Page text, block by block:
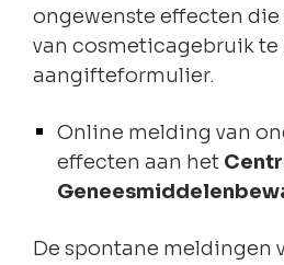
ongewenste effecten
van cosmeticagebruik te
aangifteformulier.
Online melding van
effecten aan het
De spontane meldingen